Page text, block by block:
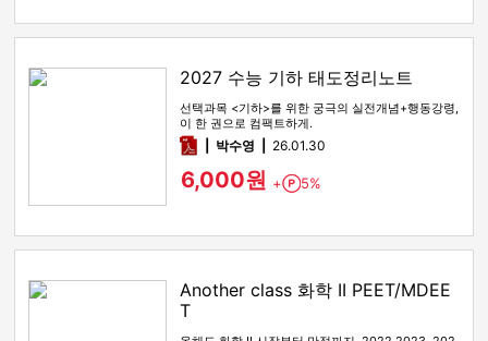
2027 수능 기하 태도정리노트
선택과목 <기하>를 위한 궁극의 실전개념+행동강령,
이 한 권으로 컴팩트하게.
pdf박수영 26.01.30
6,000원 + Point
5%
Another class 화학 II PEET/MDEE
T